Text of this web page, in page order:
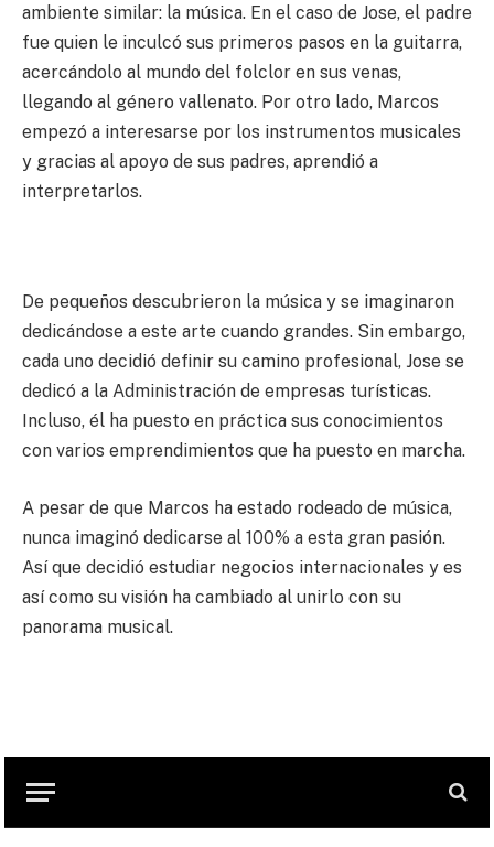
ambiente similar: la música. En el caso de Jose, el padre
fue quien le inculcó sus primeros pasos en la guitarra,
acercándolo al mundo del folclor en sus venas,
llegando al género vallenato. Por otro lado, Marcos
empezó a interesarse por los instrumentos musicales
y gracias al apoyo de sus padres, aprendió a
interpretarlos.
De pequeños descubrieron la música y se imaginaron
dedicándose a este arte cuando grandes. Sin embargo,
cada uno decidió definir su camino profesional, Jose se
dedicó a la Administración de empresas turísticas.
Incluso, él ha puesto en práctica sus conocimientos
con varios emprendimientos que ha puesto en marcha.
A pesar de que Marcos ha estado rodeado de música,
nunca imaginó dedicarse al 100% a esta gran pasión.
Así que decidió estudiar negocios internacionales y es
así como su visión ha cambiado al unirlo con su
panorama musical.